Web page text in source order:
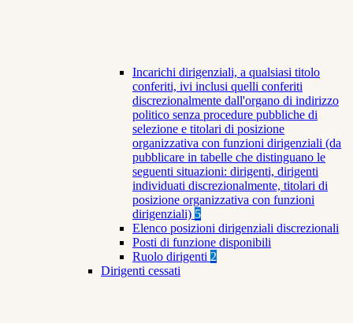
Incarichi dirigenziali, a qualsiasi titolo
conferiti, ivi inclusi quelli conferiti
discrezionalmente dall'organo di indirizzo
politico senza procedure pubbliche di
selezione e titolari di posizione
organizzativa con funzioni dirigenziali (da
pubblicare in tabelle che distinguano le
seguenti situazioni: dirigenti, dirigenti
individuati discrezionalmente, titolari di
posizione organizzativa con funzioni
dirigenziali) 5
Elenco posizioni dirigenziali discrezionali
Posti di funzione disponibili
Ruolo dirigenti 2
Dirigenti cessati